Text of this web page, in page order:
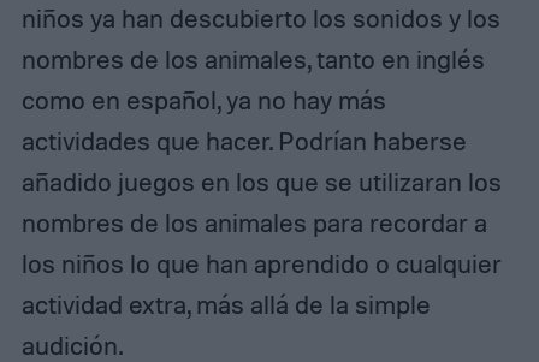
niños ya han descubierto los sonidos y los
nombres de los animales, tanto en inglés
como en español, ya no hay más
actividades que hacer. Podrían haberse
añadido juegos en los que se utilizaran los
nombres de los animales para recordar a
los niños lo que han aprendido o cualquier
actividad extra, más allá de la simple
audición.